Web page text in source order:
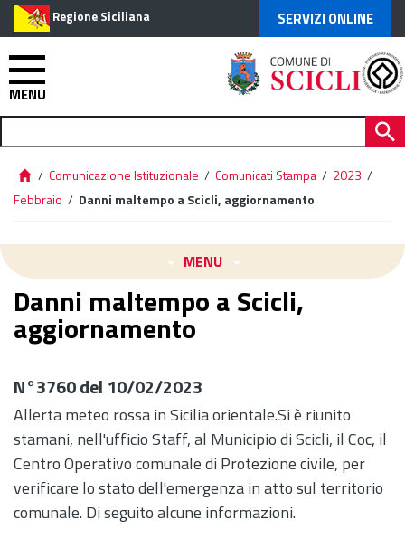
Regione Siciliana SERVIZI ONLINE
MENU
/ Comunicazione Istituzionale / Comunicati Stampa / 2023 /
Febbraio / Danni maltempo a Scicli, aggiornamento
MENU
Danni maltempo a Scicli,
aggiornamento
N°3760 del 10/02/2023
Allerta meteo rossa in Sicilia orientale.Si è riunito
stamani, nell'ufficio Staff, al Municipio di Scicli, il Coc, il
Centro Operativo comunale di Protezione civile, per
verificare lo stato dell'emergenza in atto sul territorio
comunale. Di seguito alcune informazioni.